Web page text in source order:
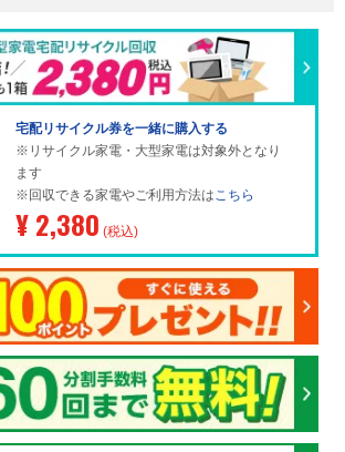
宅配リサイクル券を一緒に購入する
※リサイクル家電・大型家電は対象外となり
ます
※回収できる家電やご利用方法はこちら
¥ 2,380 (税込)